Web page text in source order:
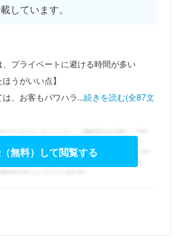
しています。
プライベートに避ける時間が多い
うがいい点】
、お客もパワハラ...続きを読む(全87文
無料）して閲覧する